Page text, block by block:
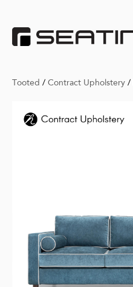
Tooted / Contract Upholstery /